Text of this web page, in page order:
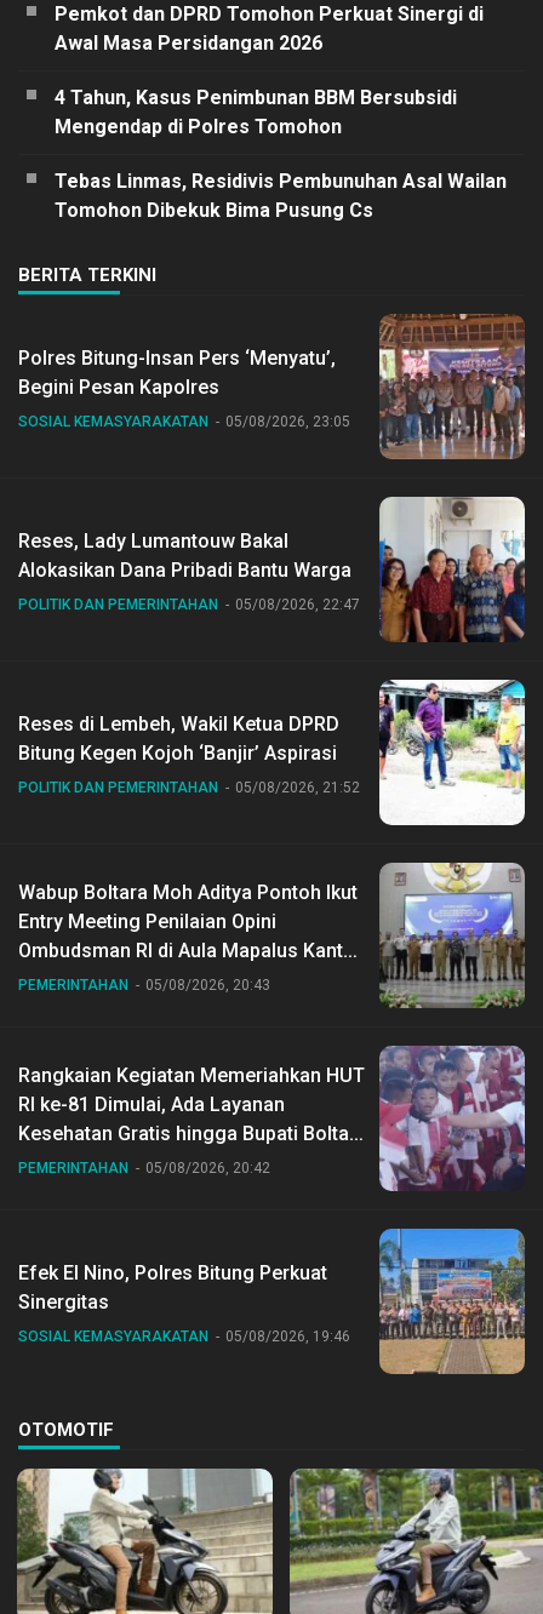
Pemkot dan DPRD Tomohon Perkuat Sinergi di
Awal Masa Persidangan 2026
4 Tahun, Kasus Penimbunan BBM Bersubsidi
Mengendap di Polres Tomohon
Tebas Linmas, Residivis Pembunuhan Asal Wailan
Tomohon Dibekuk Bima Pusung Cs
BERITA TERKINI
Polres Bitung-Insan Pers ‘Menyatu’,
Begini Pesan Kapolres
SOSIAL KEMASYARAKATAN 05/08/2026, 23:05
Reses, Lady Lumantouw Bakal
Alokasikan Dana Pribadi Bantu Warga
POLITIK DAN PEMERINTAHAN 05/08/2026, 22:47
Reses di Lembeh, Wakil Ketua DPRD
Bitung Kegen Kojoh ‘Banjir’ Aspirasi
POLITIK DAN PEMERINTAHAN 05/08/2026, 21:52
Wabup Boltara Moh Aditya Pontoh Ikut
Entry Meeting Penilaian Opini
Ombudsman RI di Aula Mapalus Kantur
Gubernur Sulut
PEMERINTAHAN 05/08/2026, 20:43
Rangkaian Kegiatan Memeriahkan HUT
RI ke-81 Dimulai, Ada Layanan
Kesehatan Gratis hingga Bupati Boltara
Dr Sirajudin Lasena Ikut Jalan Sehat
PEMERINTAHAN 05/08/2026, 20:42
Efek El Nino, Polres Bitung Perkuat
Sinergitas
SOSIAL KEMASYARAKATAN 05/08/2026, 19:46
OTOMOTIF